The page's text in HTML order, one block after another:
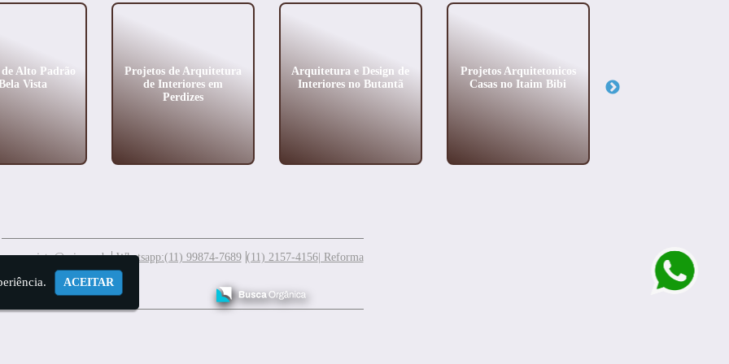
Alto Padrão
Vista
Projetos de Arquitetura
de Interiores em
Perdizes
Arquitetura e Design de
Interiores no Butantã
Projetos Arquitetonicos
Casas no Itaim Bibi
meuprojeto@mis.arq.br Whatsapp:(11) 99874-7689 (11) 2157-4156| Reforma
ACEITAR